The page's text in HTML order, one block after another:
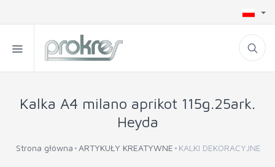
Kalka A4 milano aprikot 115g.25ark.
Heyda
Strona główna ARTYKUŁY KREATYWNE KALKI DEKORACYJNE